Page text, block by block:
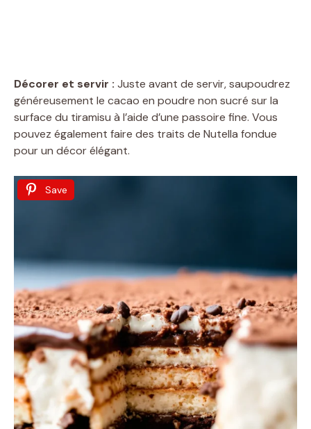
Décorer et servir : Juste avant de servir, saupoudrez
généreusement le cacao en poudre non sucré sur la
surface du tiramisu à l’aide d’une passoire fine. Vous
pouvez également faire des traits de Nutella fondue
pour un décor élégant.
Save